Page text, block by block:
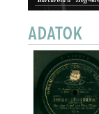
ERSCHEINUNGSJAHR:
Barcarola a